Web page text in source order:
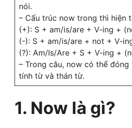
nói.
– Cấu trúc now trong thì hiện
(+): S + am/is/are + V-ing +
(-): S + am/is/are + not + V-
(?): Am/Is/Are + S + V-ing +
– Trong câu, now có thể
tính từ và thán từ.
1. Now là gì?